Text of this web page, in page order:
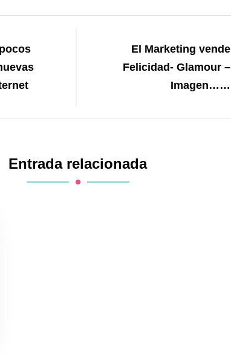
El Marketing vende
Felicidad- Glamour –
Imagen……
Entrada relacionada